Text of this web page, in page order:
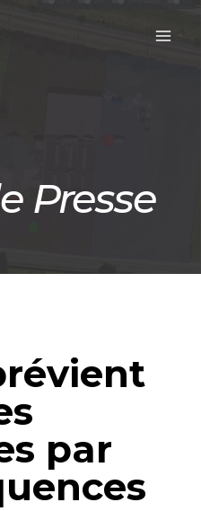
Presse
par